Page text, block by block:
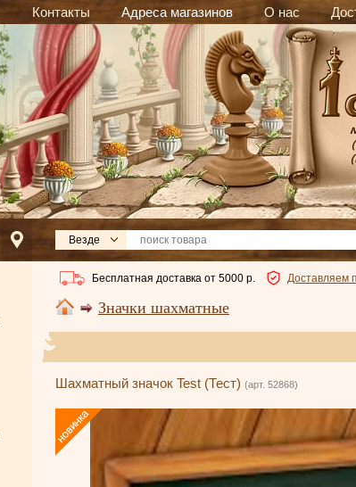
Контакты Адреса магазинов О нас
Везде
Бесплатная доставка от 5000 р. Доставляем
Значки шахматные
Шахматный значок Test (Тест) (арт. 52868)